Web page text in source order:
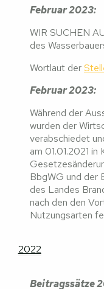
Februar 2023:
WIR SUCHEN
des
Wortlaut der
Februar 2023:
Während der
wurden der
verabschiedet
am 01.01.2021
BbgWG und der
des Landes
nach den den
Nutzungsarten
2022
Beitragssätze